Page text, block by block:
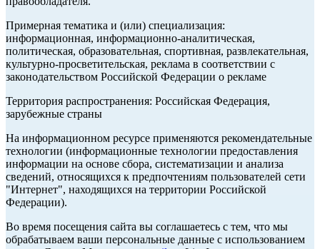
Примерная тематика и (или) специализация:
информационная, информационно-аналитическая,
политическая, образовательная, спортивная, развлекательная,
культурно-просветительская, реклама в соответствии с
законодательством Российской Федерации о рекламе
Территория распространения: Российская Федерация,
зарубежные страны
На информационном ресурсе применяются рекомендательные
технологии (информационные технологии предоставления
информации на основе сбора, систематизации и анализа
сведений, относящихся к предпочтениям пользователей сети
"Интернет", находящихся на территории Российской
Федерации).
Во время посещения сайта вы соглашаетесь с тем, что мы
обрабатываем ваши персональные данные с использованием